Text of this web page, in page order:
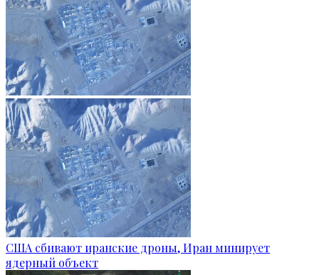
США сбивают иранские дроны, Иран минирует
ядерный объект